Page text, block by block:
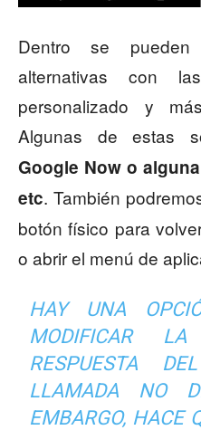
Dentro se pueden
alternativas con
personalizado y
Algunas de estas
Google Now o
etc. También
botón físico para
o abrir el menú de
HAY UNA
MODIFICAR
RESPUESTA
LLAMADA NO
EMBARGO, HACE